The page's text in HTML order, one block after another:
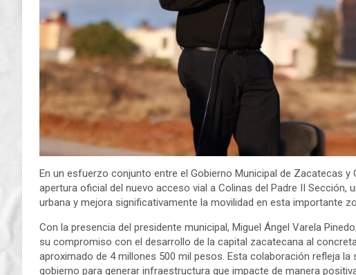
En un esfuerzo conjunto entre el Gobierno Municipal de Zacatecas y
apertura oficial del nuevo acceso vial a Colinas del Padre II
urbana y mejora significativamente la movilidad en esta importante
Con la presencia del presidente municipal, Miguel Ángel Varela
su compromiso con el desarrollo de la capital zacatecana al
aproximado de 4 millones 500 mil pesos. Esta colaboración refleja
gobierno para generar infraestructura que impacte de manera